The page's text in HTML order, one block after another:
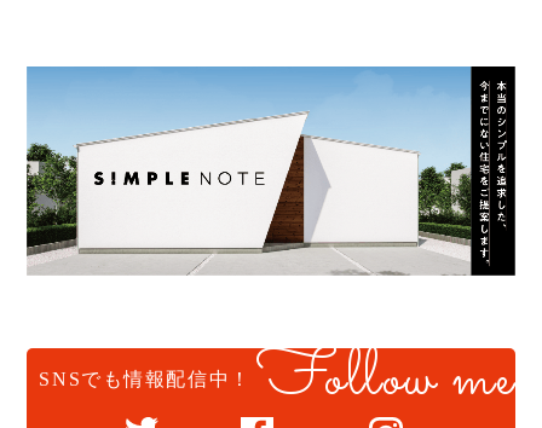
SNSでも情報配信中！ Follow me